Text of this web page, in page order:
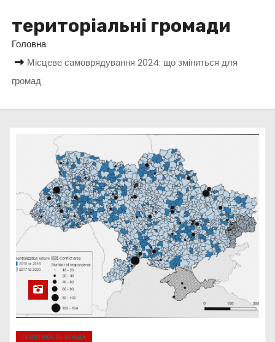
територіальні громади
Головна
Місцеве самоврядування 2024: що зміниться для
громад
ПОЛІТИКА ТА ВЛАДА